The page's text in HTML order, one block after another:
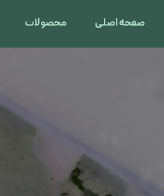
صفحه اصلی محصولات